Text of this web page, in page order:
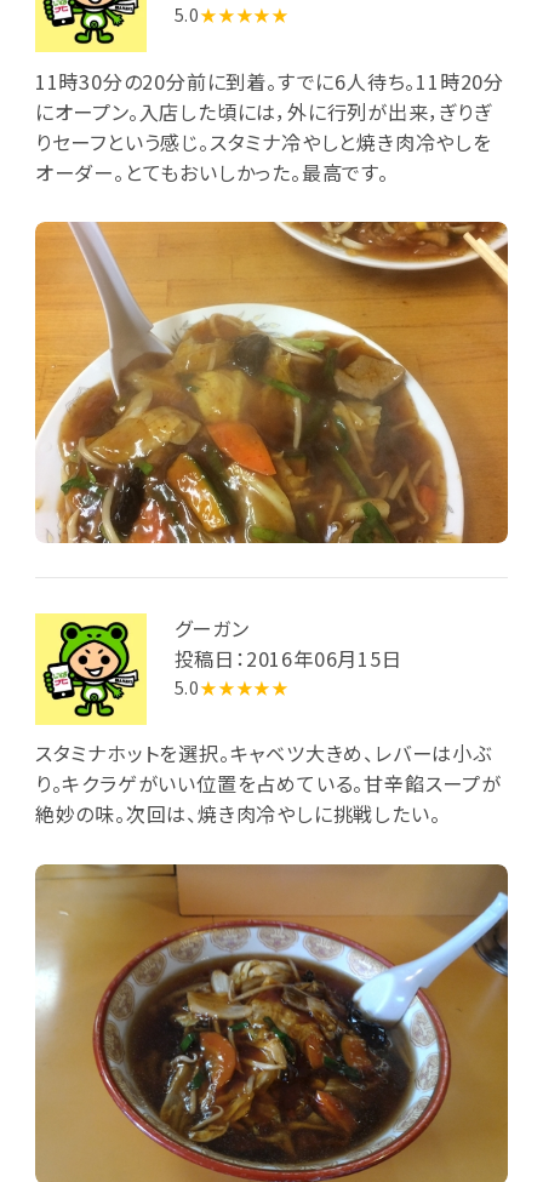
5.0★★★★★
11時30分の20分前に到着。すでに6人待ち。11時20分
にオープン。入店した頃には，外に行列が出来，ぎりぎ
りセーフという感じ。スタミナ冷やしと焼き肉冷やしを
オーダー。とてもおいしかった。最高です。
グーガン
投稿日：2016年06月15日
5.0★★★★★
スタミナホットを選択。キャベツ大きめ、レバーは小ぶ
り。キクラゲがいい位置を占めている。甘辛餡スープが
絶妙の味。次回は、焼き肉冷やしに挑戦したい。